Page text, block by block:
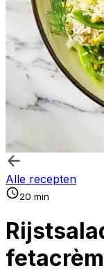
Alle recepten
20 min